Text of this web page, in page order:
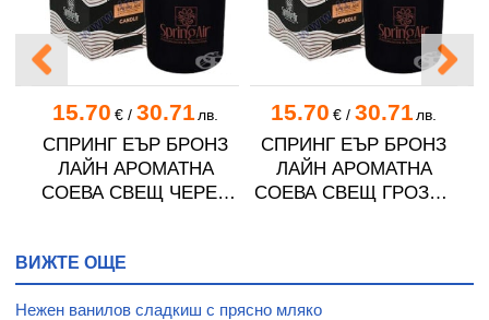
15.70 €/ 30.71лв.
СПРИНГ ЕЪР БРОНЗ
ЛАЙН АРОМАТНА
СОЕВА СВЕЩ ЧЕРЕН
15.70 €/ 30.71лв.
СПРИНГ ЕЪР БРОНЗ
ЛАЙН АРОМАТНА
СОЕВА СВЕЩ ГРОЗДЕ
ВИЖТЕ ОЩЕ
Нежен ванилов сладкиш с прясно мляко